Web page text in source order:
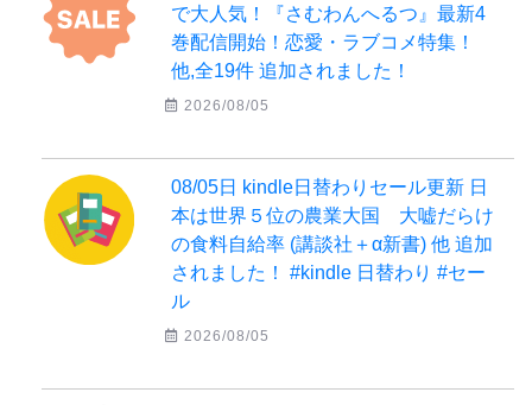
で大人気！『さむわんへるつ』最新4
巻配信開始！恋愛・ラブコメ特集！
他,全19件 追加されました！
2026/08/05
08/05日 kindle日替わりセール更新 日
本は世界５位の農業大国 大嘘だらけ
の食料自給率 (講談社＋α新書) 他 追加
されました！ #kindle 日替わり #セー
ル
2026/08/05